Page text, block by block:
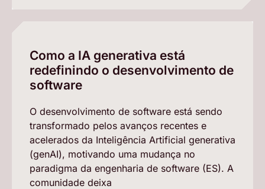
Como a IA generativa está
redefinindo o desenvolvimento de
software
O desenvolvimento de software está sendo
transformado pelos avanços recentes e
acelerados da Inteligência Artificial generativa
(genAI), motivando uma mudança no
paradigma da engenharia de software (ES). A
comunidade deixa